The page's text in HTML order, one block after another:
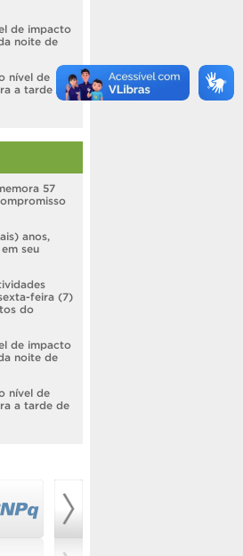
de impacto
noite de
nível de
a tarde de
57
anos,
seu
feira (7)
do
de impacto
noite de
nível de
a tarde de